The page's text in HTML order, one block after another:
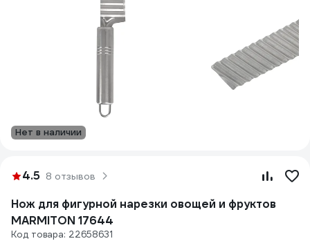
Нет в наличии
4.5 8 отзывов
Нож для фигурной нарезки овощей и фруктов
MARMITON 17644
Код товара: 22658631